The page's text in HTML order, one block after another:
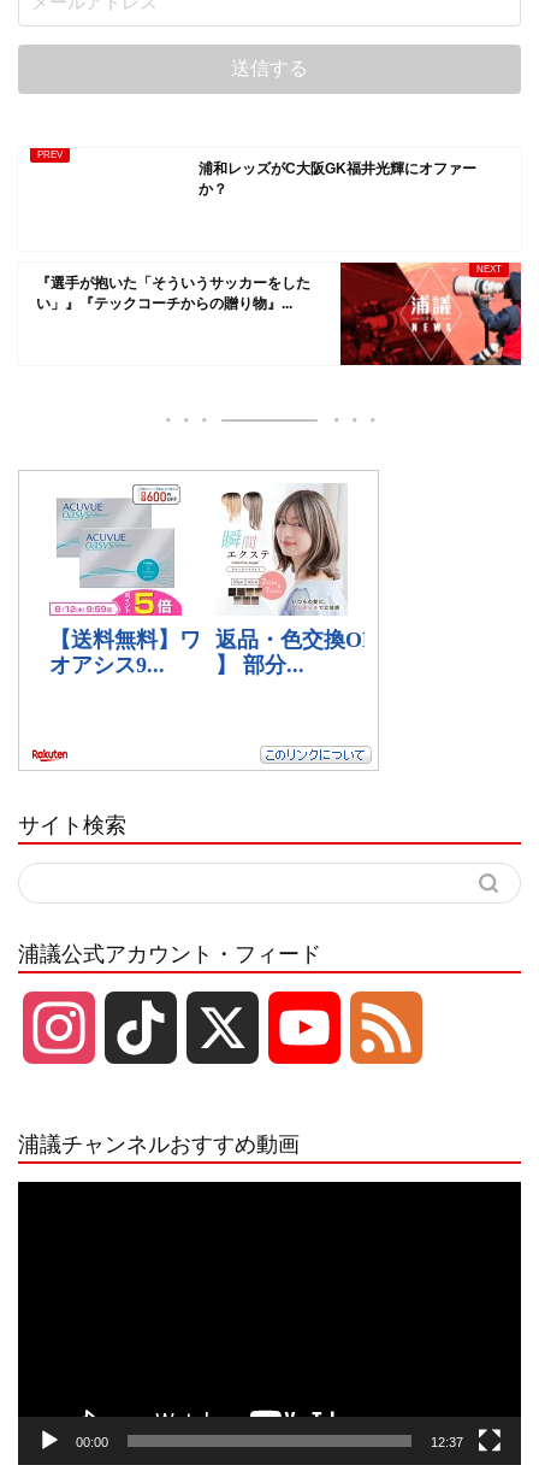
浦和レッズがC大阪GK福井光輝にオファー
か？
『選手が抱いた「そういうサッカーをした
い」』『テックコーチからの贈り物』...
サイト検索
浦議公式アカウント・フィード
r e
浦議チャンネルおすすめ動画
00:00 12:37